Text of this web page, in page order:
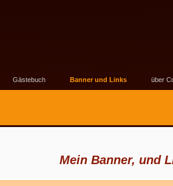
Gästebuch Banner und Links über
Mein Banner, und